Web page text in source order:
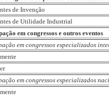
de Invenção
de Utilidade Industrial
em congressos e outros eventos
em congressos especializados
em congressos especializados